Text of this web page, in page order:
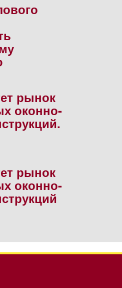
рынок
оконно-
рынок
оконно-